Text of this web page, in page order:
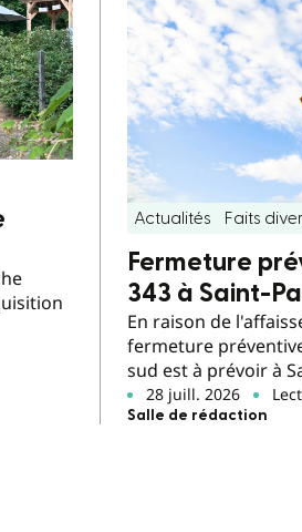
Actualités Faits
Fermeture
343 à Saint-
En raison de
fermeture
sud est à prévoir à
28 juill. 2026
Salle de rédaction